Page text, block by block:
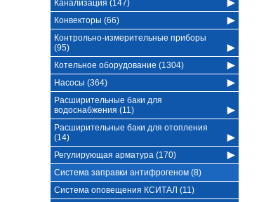
Канализация (147)
Конвекторы (66)
Контрольно-измерительные приборы
(95)
Котельное оборудование (1304)
Насосы (364)
Расширительные баки для
водоснабжения (11)
Расширительные баки для отопления
(14)
Регулирующая арматура (170)
Система заправки антифрогеном (8)
Система оповещения КСИТАЛ (11)